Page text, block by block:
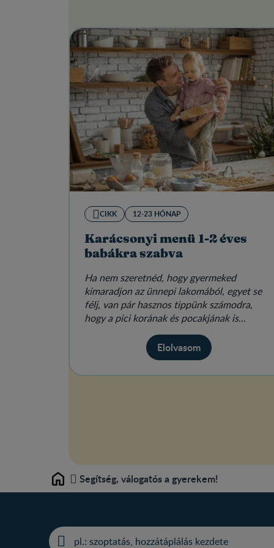
CIKK 12-23 HÓNAP
Karácsonyi menü 1-2 éves
babákra szabva
Ha nem szeretnéd, hogy gyermeked
kimaradjon az ünnepi lakomából, egyet se
félj, van pár hasznos tippünk számodra,
hogy a pici korának és pocakjának is
megfelelő finomságok legyenek az ünnepi as
Elolvasom
Home Segítség, válogatós a gyerekem!